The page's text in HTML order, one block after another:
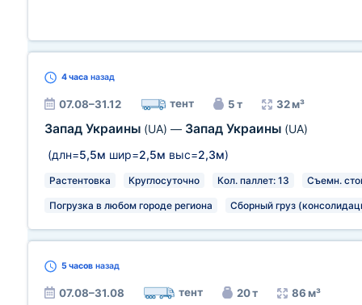
4 часа назад
07.08–31.12 тент 5 т 32 м³
Запад Украины (UA) — Запад Украины (UA)
(длн=5,5м шир=2,5м выс=2,3м)
Растентовка Круглосуточно Кол. паллет: 13 Съемн.
Погрузка в любом городе региона Сборный груз
5 часов назад
07.08–31.08 тент 20 т 86 м³